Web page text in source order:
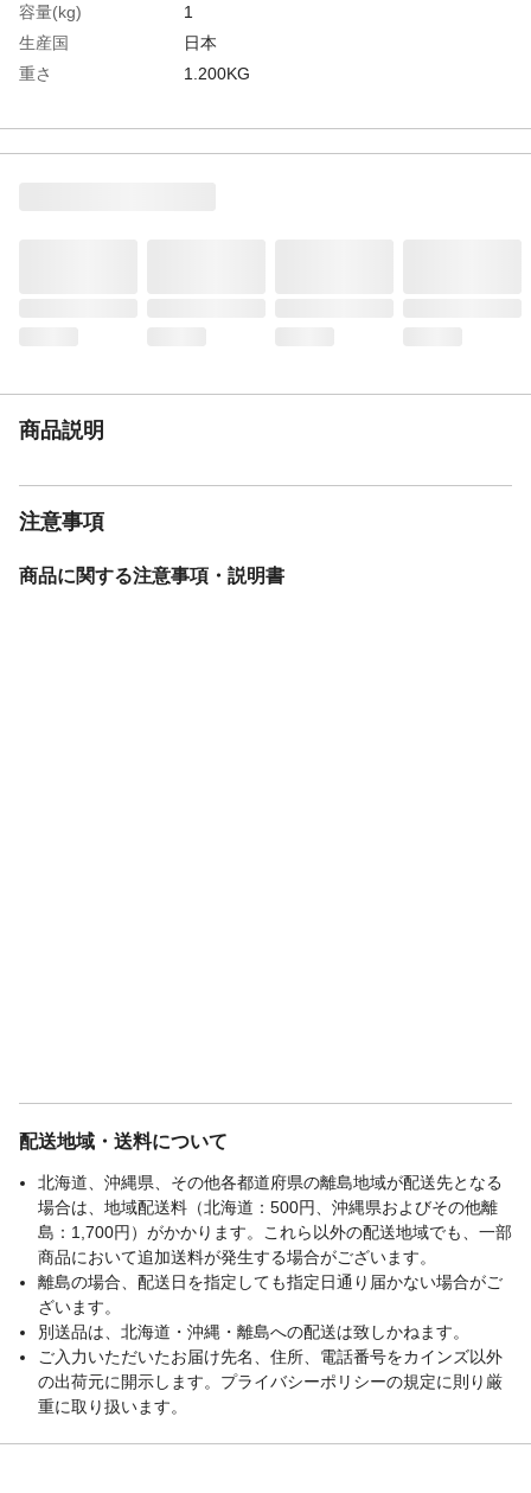
容量(kg)
1
生産国
日本
重さ
1.200KG
商品説明
注意事項
商品に関する注意事項・説明書
配送地域・送料について
北海道、沖縄県、その他各都道府県の離島地域が配送先となる
場合は、地域配送料（北海道：500円、沖縄県およびその他離
島：1,700円）がかかります。これら以外の配送地域でも、一部
商品において追加送料が発生する場合がございます。
離島の場合、配送日を指定しても指定日通り届かない場合がご
ざいます。
別送品は、北海道・沖縄・離島への配送は致しかねます。
ご入力いただいたお届け先名、住所、電話番号をカインズ以外
の出荷元に開示します。プライバシーポリシーの規定に則り厳
重に取り扱います。